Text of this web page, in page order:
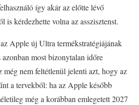
így akár az előtte lévő
is kérdezhette volna az asszisztenst.
Apple új Ultra termékstratégiájának
azonban most bizonytalan időre
nem feltétlenül jelenti azt, hogy az
a tervekből: ha az Apple később
még a korábban emlegetett 2027